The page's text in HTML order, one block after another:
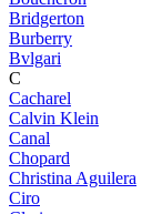
Bridgerton
Burberry
Bvlgari
C
Cacharel
Calvin Klein
Canal
Chopard
Christina Aguilera
Ciro